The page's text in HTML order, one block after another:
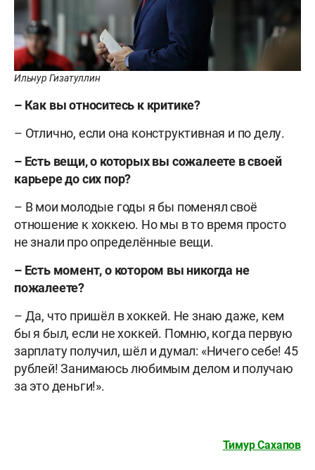
Ильнур Гизатуллин
– Как вы относитесь к критике?
– Отлично, если она конструктивная и по делу.
– Есть вещи, о которых вы сожалеете в своей
карьере до сих пор?
– В мои молодые годы я бы поменял своё
отношение к хоккею. Но мы в то время просто
не знали про определённые вещи.
– Есть момент, о котором вы никогда не
пожалеете?
– Да, что пришёл в хоккей. Не знаю даже, кем
бы я был, если не хоккей. Помню, когда первую
зарплату получил, шёл и думал: «Ничего себе! 45
рублей! Занимаюсь любимым делом и получаю
за это деньги!».
Тимур Сахапов